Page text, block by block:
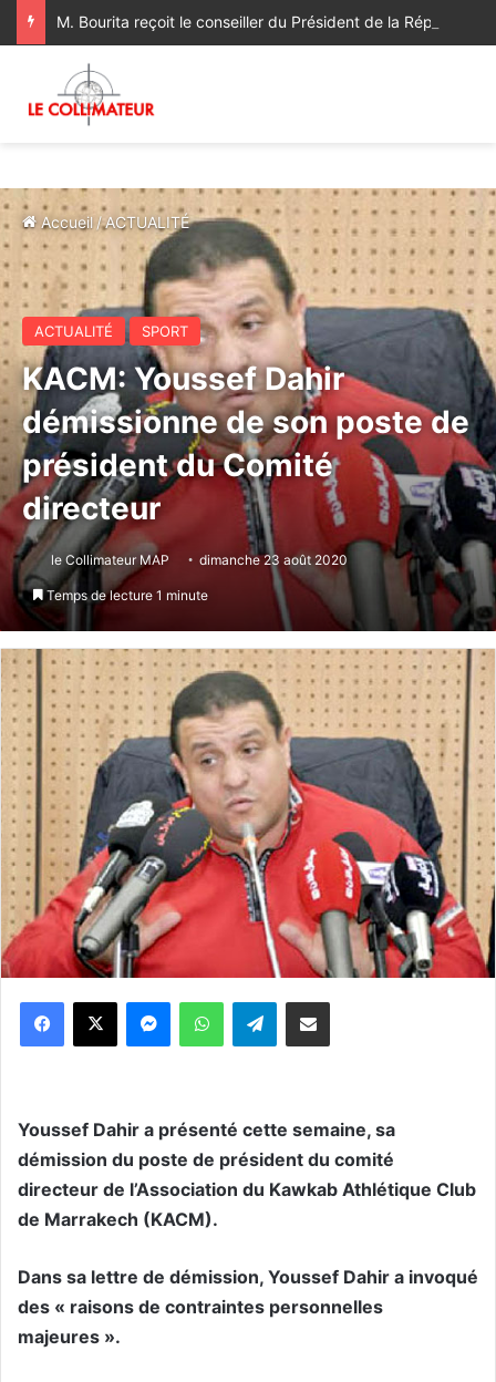
Accueil /ACTUALITÉ
ACTUALITÉ SPORT
KACM: Youssef Dahir
démissionne de son poste de
président du Comité
directeur
le Collimateur MAP dimanche 23 août 2020
Temps de lecture 1 minute
WhatsApp Telegram
Youssef Dahir a présenté cette semaine, sa
démission du poste de président du comité
directeur de l’Association du Kawkab Athlétique Club
de Marrakech (KACM).
Dans sa lettre de démission, Youssef Dahir a invoqué
des « raisons de contraintes personnelles
majeures ».